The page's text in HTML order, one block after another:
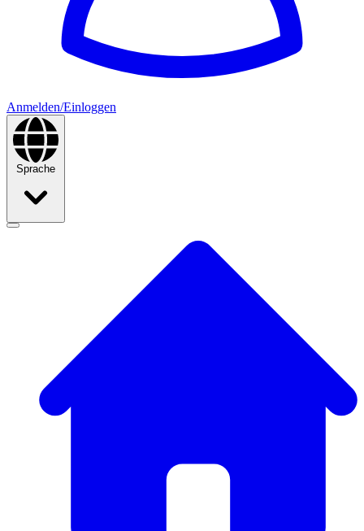
Anmelden/Einloggen
Sprache